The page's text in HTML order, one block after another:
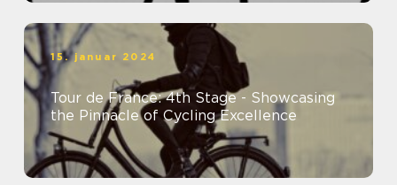
15. januar 2024
Tour de France: 4th Stage - Showcasing
the Pinnacle of Cycling Excellence